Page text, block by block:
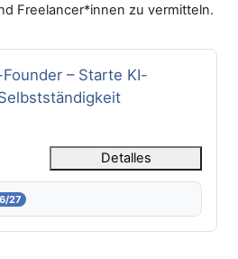
Freelancer*innen zu vermitteln.
Founder – Starte KI-
Detalles
27